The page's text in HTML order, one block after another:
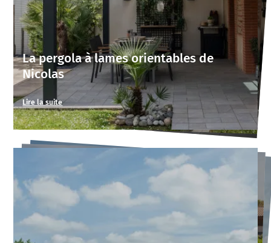
La pergola à lames orientables de
Nicolas
Lire la suite